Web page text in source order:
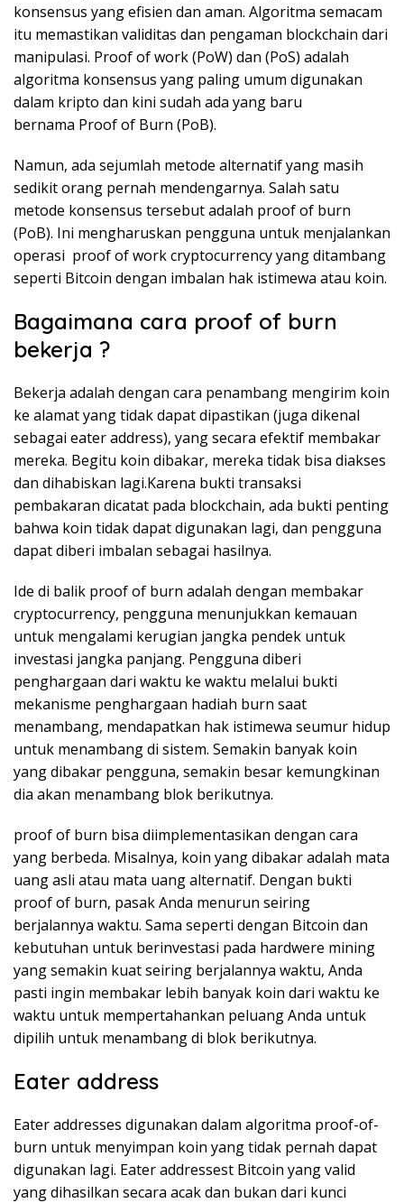
konsensus yang efisien dan aman. Algoritma semacam
itu memastikan validitas dan pengaman blockchain dari
manipulasi. Proof of work (PoW) dan (PoS) adalah
algoritma konsensus yang paling umum digunakan
dalam kripto dan kini sudah ada yang baru
bernama Proof of Burn (PoB).
Namun, ada sejumlah metode alternatif yang masih
sedikit orang pernah mendengarnya. Salah satu
metode konsensus tersebut adalah proof of burn
(PoB). Ini mengharuskan pengguna untuk menjalankan
operasi proof of work cryptocurrency yang ditambang
seperti Bitcoin dengan imbalan hak istimewa atau koin.
Bagaimana cara proof of burn
bekerja ?
Bekerja adalah dengan cara penambang mengirim koin
ke alamat yang tidak dapat dipastikan (juga dikenal
sebagai eater address), yang secara efektif membakar
mereka. Begitu koin dibakar, mereka tidak bisa diakses
dan dihabiskan lagi.Karena bukti transaksi
pembakaran dicatat pada blockchain, ada bukti penting
bahwa koin tidak dapat digunakan lagi, dan pengguna
dapat diberi imbalan sebagai hasilnya.
Ide di balik proof of burn adalah dengan membakar
cryptocurrency, pengguna menunjukkan kemauan
untuk mengalami kerugian jangka pendek untuk
investasi jangka panjang. Pengguna diberi
penghargaan dari waktu ke waktu melalui bukti
mekanisme penghargaan hadiah burn saat
menambang, mendapatkan hak istimewa seumur hidup
untuk menambang di sistem. Semakin banyak koin
yang dibakar pengguna, semakin besar kemungkinan
dia akan menambang blok berikutnya.
proof of burn bisa diimplementasikan dengan cara
yang berbeda. Misalnya, koin yang dibakar adalah mata
uang asli atau mata uang alternatif. Dengan bukti
proof of burn, pasak Anda menurun seiring
berjalannya waktu. Sama seperti dengan Bitcoin dan
kebutuhan untuk berinvestasi pada hardwere mining
yang semakin kuat seiring berjalannya waktu, Anda
pasti ingin membakar lebih banyak koin dari waktu ke
waktu untuk mempertahankan peluang Anda untuk
dipilih untuk menambang di blok berikutnya.
Eater address
Eater addresses digunakan dalam algoritma proof-of-
burn untuk menyimpan koin yang tidak pernah dapat
digunakan lagi. Eater addressest Bitcoin yang valid
yang dihasilkan secara acak dan bukan dari kunci